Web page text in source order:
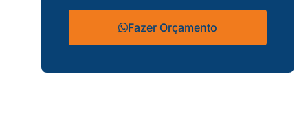
Fazer Orçamento